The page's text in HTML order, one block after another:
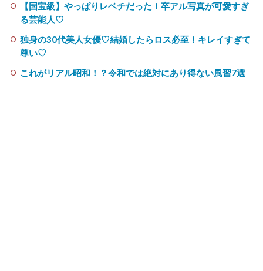
【国宝級】やっぱりレベチだった！卒アル写真が可愛すぎ
る芸能人♡
独身の30代美人女優♡結婚したらロス必至！キレイすぎて
尊い♡
これがリアル昭和！？令和では絶対にあり得ない風習7選